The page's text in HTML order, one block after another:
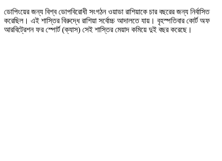
ডোপিংয়ের জন্য বিশ্ব ডোপবিরোধী সংগঠন ওয়াডা রাশিয়াকে চার বছরের জন্য নির্বাসিত
করেছিল। এই শাস্তির বিরুদ্ধে রাশিয়া সর্বোচ্চ আদালতে যায়। বৃহস্পতিবার কোর্ট অফ
আরবিট্রেশন ফর স্পোর্ট (ক্যাস) সেই শাস্তির মেয়াদ কমিয়ে দুই বছর করেছে।